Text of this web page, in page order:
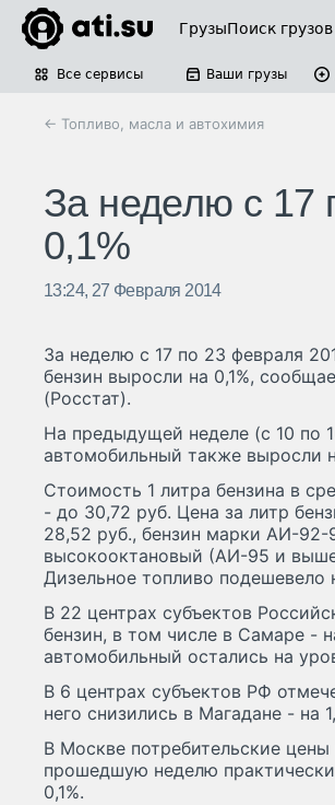
ГрузыПоиск грузов
Все сервисы Ваши грузы
← Топливо, масла и автохимия
За неделю с 17
0,1%
13:24, 27 Февраля 2014
За неделю с 17 по 23 февраля
бензин выросли на 0,1%,
(Росстат).
На предыдущей неделе (с 10 по
автомобильный также выросли
Стоимость 1 литра бензина в
- до 30,72 руб. Цена за литр
28,52 руб., бензин марки АИ-
высокооктановый (АИ-95 и
Дизельное топливо подешевело
В 22 центрах субъектов
бензин, в том числе в Самаре -
автомобильный остались на
В 6 центрах субъектов РФ
него снизились в Магадане - на
В Москве потребительские
прошедшую неделю
0,1%.